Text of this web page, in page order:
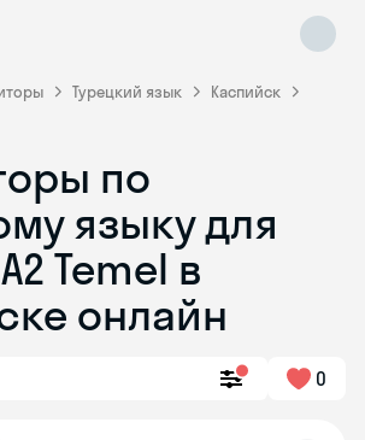
Турецкий язык
Каспийск
по
языку для
Temel в
онлайн
0